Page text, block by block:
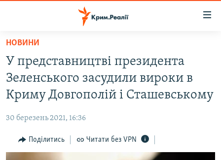
Перейти
основного
матеріалу
Перейти
до
основної
навігації
Перейти
до
ВОДА.КРИМ
ВІДЕО ТА ФОТО
БЛОГИ
ПОГЛЯД
НОВИНИ
У представництві президента
Зеленського засудили вироки в
Криму Довгополій і Сташевському
30 березень 2021, 16:36
Поділитись Читати без VPN